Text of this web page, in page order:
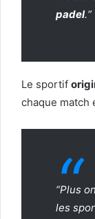
padel.“
Le sportif
chaque match
“Plus
les